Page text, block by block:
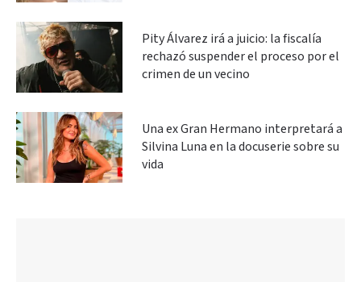
Pity Álvarez irá a juicio: la fiscalía
rechazó suspender el proceso por el
crimen de un vecino
Una ex Gran Hermano interpretará a
Silvina Luna en la docuserie sobre su
vida